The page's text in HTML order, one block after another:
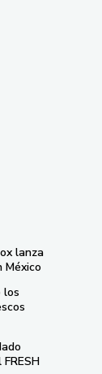
lanza
México
los